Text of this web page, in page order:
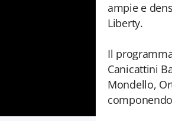
ampie e
Liberty.
Il
Canicattini
Mondello,